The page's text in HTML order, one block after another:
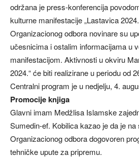
održana je press-konferencija
kulturne manifestacije „Lastavica
Organizacionog odbora novinare su
učesnicima i ostalim informacijama u
manifestacijom. Aktivnosti u okviru
2024.“ će biti realizirane u periodu od
Centralni program je u nedjelju, 4.
Promocije knjiga
Glavni imam Medžlisa Islamske
Sumedin-ef. Kobilica kazao je da je
Organizacionog odbora dogovoren
tehničke upute za pripremu.